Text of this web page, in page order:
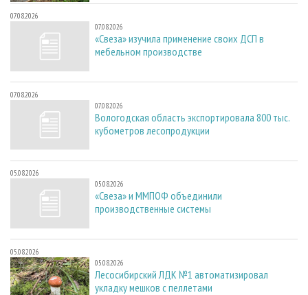
07.08.2026
07.08.2026
«Свеза» изучила применение своих ДСП в
мебельном производстве
07.08.2026
07.08.2026
Вологодская область экспортировала 800 тыс.
кубометров лесопродукции
05.08.2026
05.08.2026
«Свеза» и ММПОФ объединили
производственные системы
05.08.2026
05.08.2026
Лесосибирский ЛДК №1 автоматизировал
укладку мешков с пеллетами